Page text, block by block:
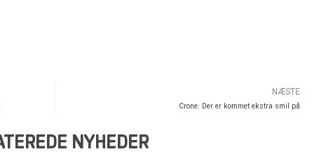
NÆSTE
Crone: Der er kommet ekstra smil på
NYHEDER